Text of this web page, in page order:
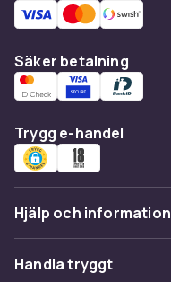
Säker betalning
Trygg e-handel
Hjälp och information
Vanliga frågor
Handla tryggt